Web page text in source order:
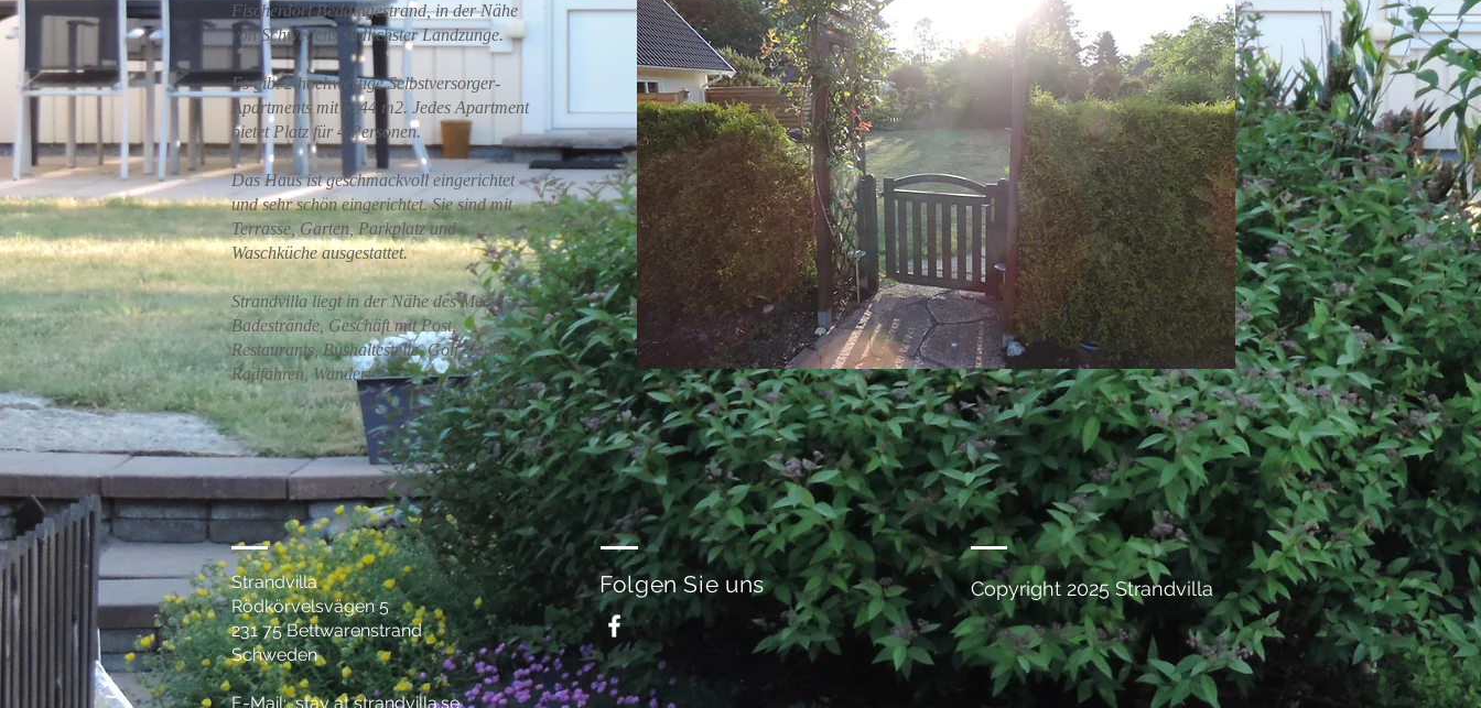
Fischerdorf Beddingestrand, in der Nähe
von Schwedens südlichster Landzunge.
Es gibt 2 hochwertige Selbstversorger-
Apartments mit je 44 m2. Jedes Apartment
bietet Platz für 4 Personen.
Das Haus ist geschmackvoll eingerichtet
und sehr schön eingerichtet. Sie sind mit
Terrasse, Garten, Parkplatz und
Waschküche ausgestattet.
Strandvilla liegt in der Nähe des Meeres,
Badestrände, Geschäft mit Post,
Restaurants, Bushaltestelle, Golf, Tennis,
Radfahren, Wandern.
Strandvilla
Rödkörvelsvägen 5
231 75 Bettwarenstrand
Schweden
E-Mail: stay at strandvilla.se
Folgen Sie uns Copyright 2025 Strandvilla